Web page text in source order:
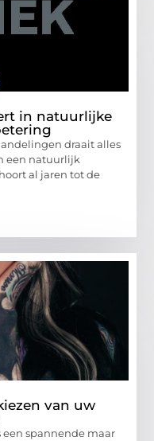
in natuurlijke
draait alles
een natuurlijk
al jaren tot de
van uw
een spannende maar